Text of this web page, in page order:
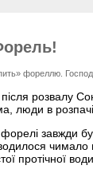
фореллю.
розвалу
люди в
форелі завжди
водилося
протічної